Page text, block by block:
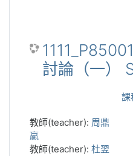
討論（一）
課
教師(teacher): 周鼎
贏
教師(teacher): 杜翌